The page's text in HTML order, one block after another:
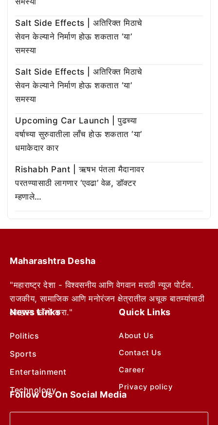
Salt Side Effects | अतिरिक्त मिठाचे
सेवन केल्याने निर्माण होऊ शकतात ‘या’
समस्या
Salt Side Effects | अतिरिक्त मिठाचे
सेवन केल्याने निर्माण होऊ शकतात ‘या’
समस्या
Upcoming Car Launch | पुढच्या
वर्षाच्या सुरुवातीला लाँच होऊ शकतात ‘या’
धमाकेदार कार
Rishabh Pant | ऋषभ पंतला मैदानावर
परतण्यासाठी लागणार ‘एवढा’ वेळ, डॉक्टर
म्हणाले…
Maharashtra Desha
"महाराष्ट्र देशा - विश्वसनीय आणि वेगवान मराठी न्यूज पोर्टल.
राजकीय, सामाजिक आणि मनोरंजन क्षेत्रातील अचूक बातम्यांसाठी
आम्हाला फॉलो करा."
News Links
Politics
Sports
Entertainment
Technology
Quick Links
About Us
Contact Us
Career
Privacy policy
Follow Us On Social Media